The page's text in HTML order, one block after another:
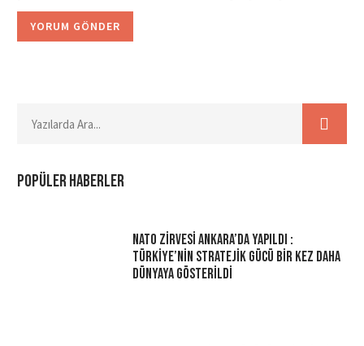
Popüler haberler
NATO Zirvesi Ankara’da Yapıldı :
Türkiye’nin Stratejik Gücü Bir Kez Daha
Dünyaya Gösterildi